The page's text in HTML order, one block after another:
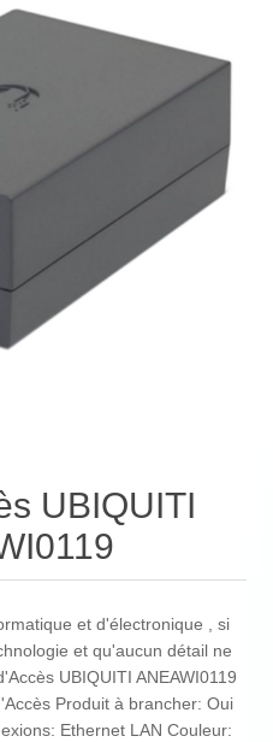
UBIQUITI
et d'électronique , si
et qu'aucun détail ne
UBIQUITI ANEAWI0119
Produit à brancher: Oui
Ethernet LAN Couleur: